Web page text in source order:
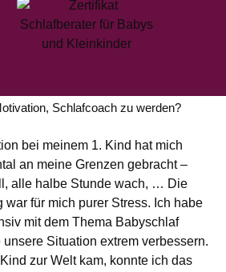
Schlafcoach zu werden?
bei meinem 1. Kind hat mich
an meine Grenzen gebracht –
alle halbe Stunde wach, … Die
war für mich purer Stress. Ich habe
mit dem Thema Babyschlaf
Situation extrem verbessern.
zur Welt kam, konnte ich das